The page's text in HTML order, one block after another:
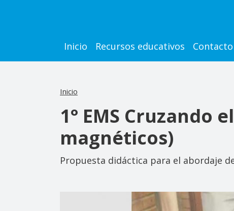
Main navigation
Inicio Recursos educativos Contacto
Inicio
1° EMS Cruzando
magnéticos)
Propuesta didáctica para el abordaje